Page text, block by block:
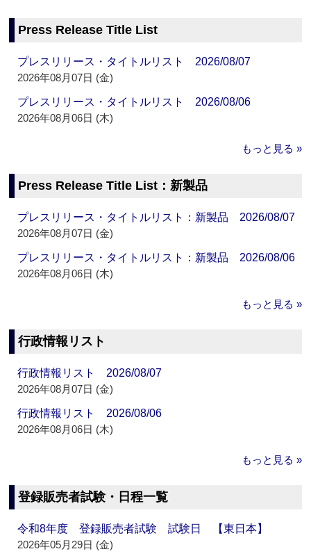
Press Release Title List
プレスリリース・タイトルリスト 2026/08/07
2026年08月07日 (金)
プレスリリース・タイトルリスト 2026/08/06
2026年08月06日 (木)
もっと見る »
Press Release Title List：新製品
プレスリリース・タイトルリスト：新製品 2026/08/07
2026年08月07日 (金)
プレスリリース・タイトルリスト：新製品 2026/08/06
2026年08月06日 (木)
もっと見る »
行政情報リスト
行政情報リスト 2026/08/07
2026年08月07日 (金)
行政情報リスト 2026/08/06
2026年08月06日 (木)
もっと見る »
登録販売者試験・日程一覧
令和8年度 登録販売者試験 試験日 【東日本】
2026年05月29日 (金)